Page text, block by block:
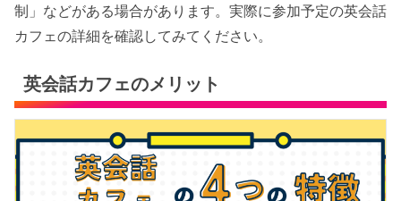
制」などがある場合があります。実際に参加予定の英会話
カフェの詳細を確認してみてください。
英会話カフェのメリット